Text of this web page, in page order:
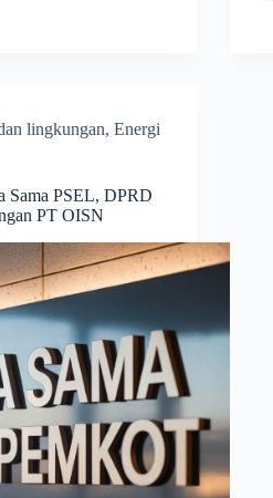
lingkungan,Energi
Sama PSEL, DPRD
PT OISN